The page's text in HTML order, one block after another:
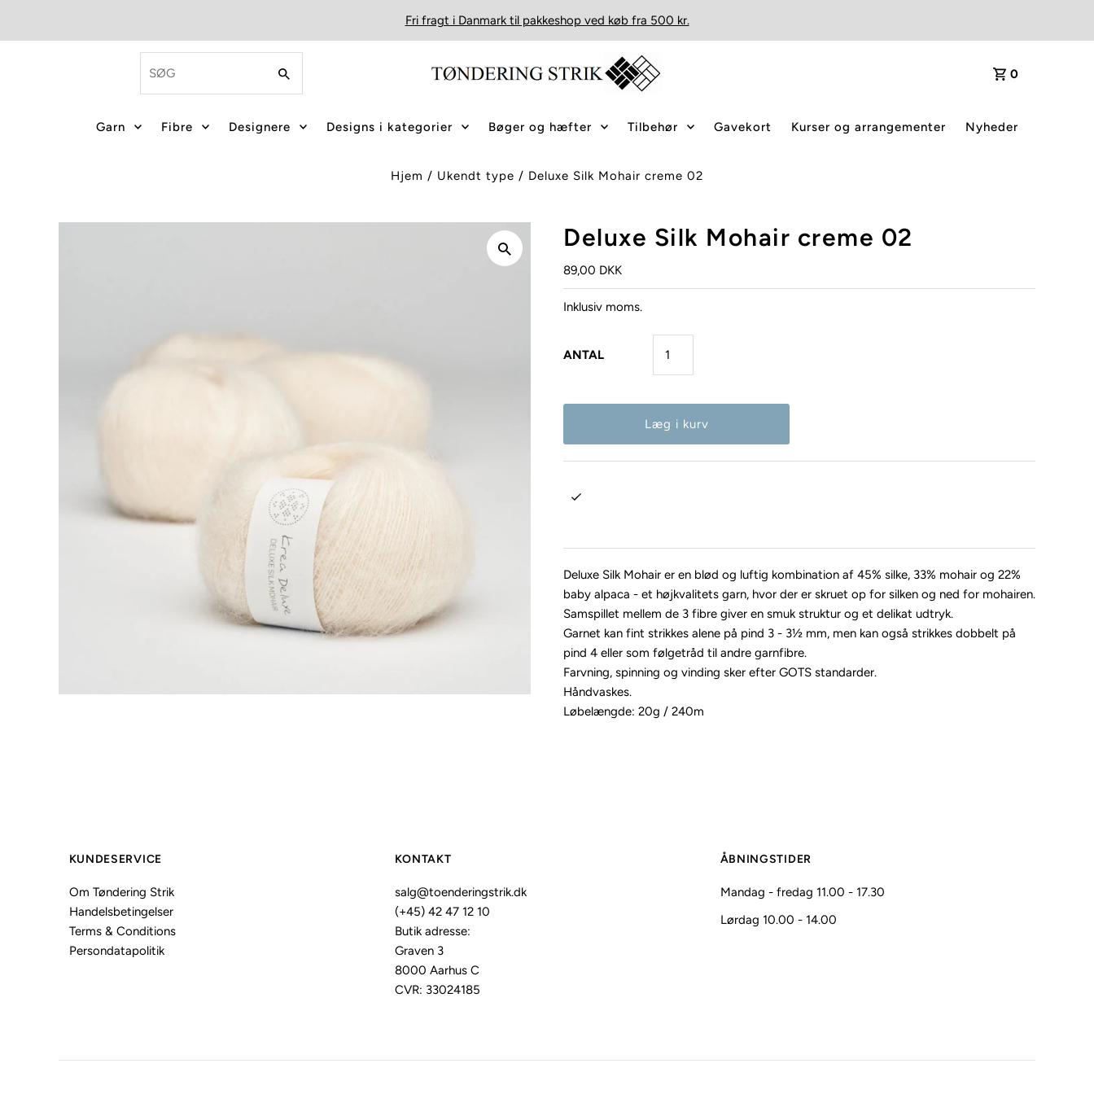
Fri fragt i Danmark til pakkeshop ved køb fra 500 kr.
0
Garn Fibre Designere Designs i kategorier Bøger og hæfter Tilbehør Gavekort Kurser og arrangementer Nyheder
Hjem / Ukendt type / Deluxe Silk Mohair creme 02
Deluxe Silk Mohair creme 02
89,00 DKK
Inklusiv moms.
ANTAL
Deluxe Silk Mohair er en blød og luftig kombination af 45% silke, 33% mohair og 22%
baby alpaca - et højkvalitets garn, hvor der er skruet op for silken og ned for mohairen.
Samspillet mellem de 3 fibre giver en smuk struktur og et delikat udtryk.
Garnet kan fint strikkes alene på pind 3 - 3½ mm, men kan også strikkes dobbelt på
pind 4 eller som følgetråd til andre garnfibre.
Farvning, spinning og vinding sker efter GOTS standarder.
Håndvaskes.
Løbelængde: 20g / 240m
KUNDESERVICE
Om Tøndering Strik
Handelsbetingelser
Terms & Conditions
Persondatapolitik
KONTAKT
salg@toenderingstrik.dk
(+45) 42 47 12 10
Butik adresse:
Graven 3
8000 Aarhus C
CVR: 33024185
ÅBNINGSTIDER
Mandag - fredag 11.00 - 17.30
Lørdag 10.00 - 14.00